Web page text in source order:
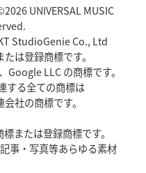
「特別からノーマルへ」が最終
タは10年いた自分のホーム」
新クラブハウスは「皆に開かれ
UNIVERSAL MUSIC
StudioGenie Co., Ltd
は登録商標です。
LLC の商標です。
する全ての商標は
社の商標です。
または登録商標です。
事・写真等あらゆる素材